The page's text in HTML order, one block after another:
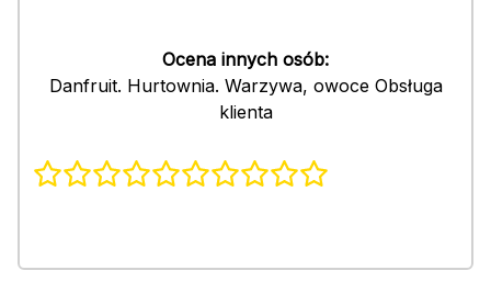
Ocena innych osób:
Danfruit. Hurtownia. Warzywa, owoce Obsługa
klienta